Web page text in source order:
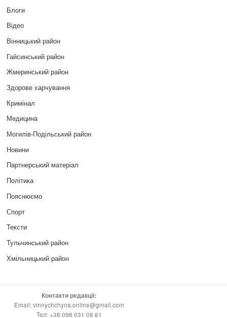
Блоги
Відео
Вінницький район
Гайсинський район
Жмеринський район
Здорове харчування
Кримінал
Медицина
Могилів-Подільський район
Новини
Партнерський матеріал
Політика
Пояснюємо
Спорт
Тексти
Тульчинський район
Хмільницький район
Контакти редакції:
Email: vinnychchyna.online@gmail.com
Тел: +38 098 031 08 61